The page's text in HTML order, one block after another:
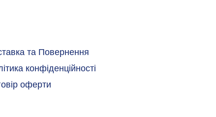
та Повернення
конфіденційності
оферти